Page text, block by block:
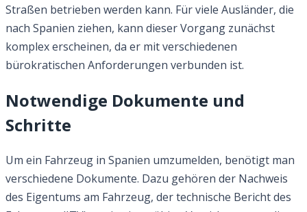
Straßen betrieben werden kann. Für viele Ausländer, die
nach Spanien ziehen, kann dieser Vorgang zunächst
komplex erscheinen, da er mit verschiedenen
bürokratischen Anforderungen verbunden ist.
Notwendige Dokumente und
Schritte
Um ein Fahrzeug in Spanien umzumelden, benötigt man
verschiedene Dokumente. Dazu gehören der Nachweis
des Eigentums am Fahrzeug, der technische Bericht des